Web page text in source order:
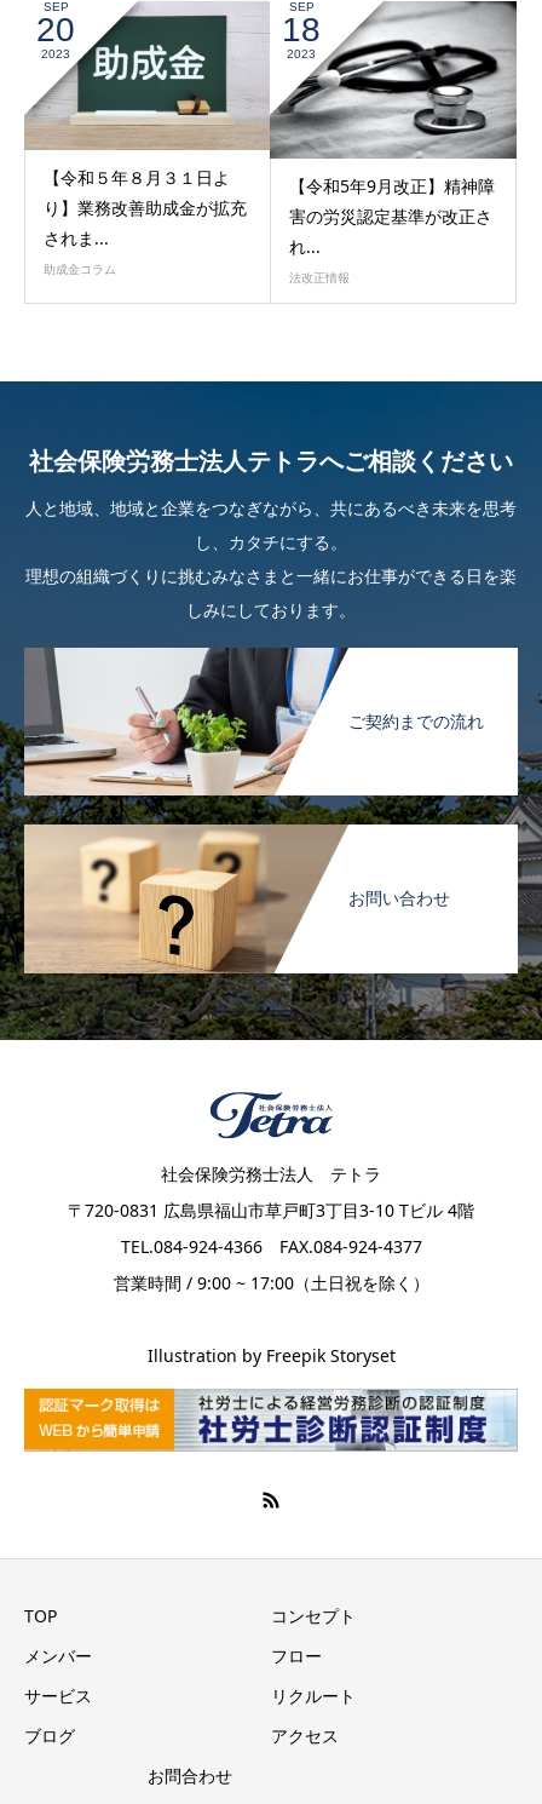
SEP
20
2023
【令和５年８月３１日よ
り】業務改善助成金が拡充
されま...
助成金コラム
SEP
18
2023
【令和5年9月改正】精神障
害の労災認定基準が改正さ
れ...
法改正情報
社会保険労務士法人テトラへご相談ください
人と地域、地域と企業をつなぎながら、共にあるべき未来を思考
し、カタチにする。
理想の組織づくりに挑むみなさまと一緒にお仕事ができる日を楽
しみにしております。
ご契約までの流れ
お問い合わせ
社会保険労務士法人 テトラ
〒720-0831 広島県福山市草戸町3丁目3-10 Tビル 4階
TEL.084-924-4366 FAX.084-924-4377
営業時間 / 9:00 ~ 17:00（土日祝を除く）
Illustration by Freepik Storyset
TOP
コンセプト
メンバー
フロー
サービス
リクルート
ブログ
アクセス
お問合わせ